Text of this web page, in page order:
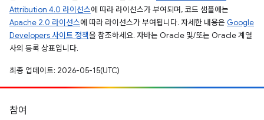
Attribution 4.0 라이선스에 따라 라이선스가 부여되며, 코드 샘플에는
Apache 2.0 라이선스에 따라 라이선스가 부여됩니다. 자세한 내용은 Google
Developers 사이트 정책을 참조하세요. 자바는 Oracle 및/또는 Oracle 계열
사의 등록 상표입니다.
최종 업데이트: 2026-05-15(UTC)
참여